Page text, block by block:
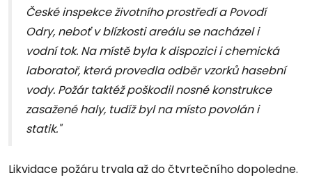
České inspekce životního prostředí a Povodí
Odry, neboť v blízkosti areálu se nacházel i
vodní tok. Na místě byla k dispozici i chemická
laboratoř, která provedla odběr vzorků hasební
vody. Požár taktéž poškodil nosné konstrukce
zasažené haly, tudíž byl na místo povolán i
statik."
Likvidace požáru trvala až do čtvrtečního dopoledne.